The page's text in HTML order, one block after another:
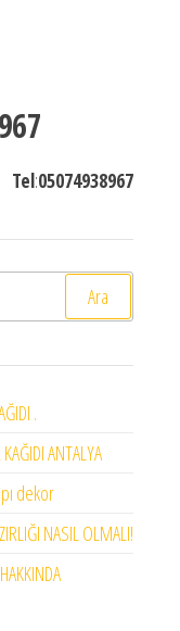
Tel:05074938967
.
ANTALYA
dekor
NASIL OLMALI!